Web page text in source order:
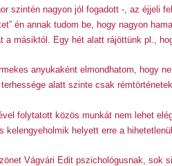
szintén nagyon jól fogadott -, az éjjeli
én annak tudom be, hogy nagyon
a másiktól. Egy hét alatt rájöttünk pl.,
anyukaként elmondhatom, hogy
alatt szinte csak
folytatott közös munkát nem lehet
kelengyeholmik helyett erre a
Vágvári Edit pszichológusnak, sok